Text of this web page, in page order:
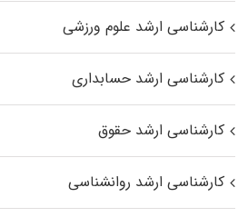
کارشناسی ارشد علوم ورزشی
کارشناسی ارشد حسابداری
کارشناسی ارشد حقوق
کارشناسی ارشد روانشناسی